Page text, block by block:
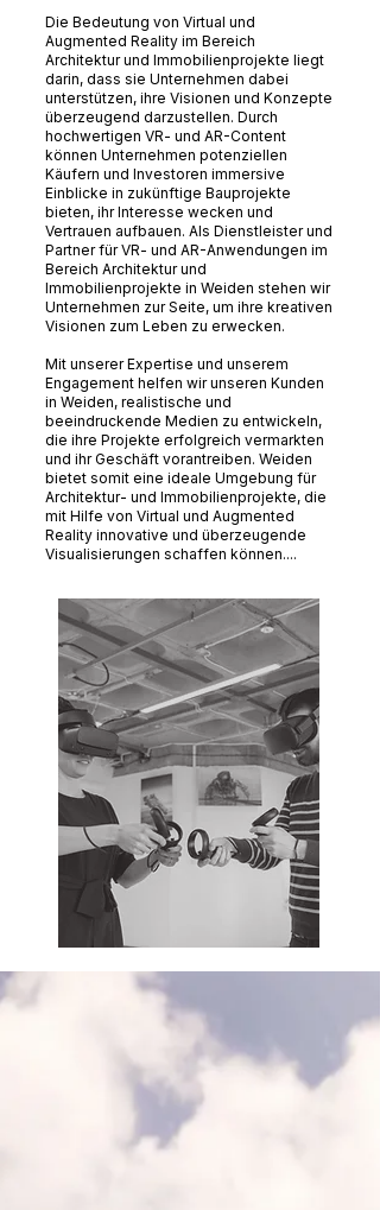
Die Bedeutung von Virtual und
Augmented Reality im Bereich
Architektur und Immobilienprojekte liegt
darin, dass sie Unternehmen dabei
unterstützen, ihre Visionen und Konzepte
überzeugend darzustellen. Durch
hochwertigen VR- und AR-Content
können Unternehmen potenziellen
Käufern und Investoren immersive
Einblicke in zukünftige Bauprojekte
bieten, ihr Interesse wecken und
Vertrauen aufbauen. Als Dienstleister und
Partner für VR- und AR-Anwendungen im
Bereich Architektur und
Immobilienprojekte in Weiden stehen wir
Unternehmen zur Seite, um ihre kreativen
Visionen zum Leben zu erwecken.
Mit unserer Expertise und unserem
Engagement helfen wir unseren Kunden
in Weiden, realistische und
beeindruckende Medien zu entwickeln,
die ihre Projekte erfolgreich vermarkten
und ihr Geschäft vorantreiben. Weiden
bietet somit eine ideale Umgebung für
Architektur- und Immobilienprojekte, die
mit Hilfe von Virtual und Augmented
Reality innovative und überzeugende
Visualisierungen schaffen können....